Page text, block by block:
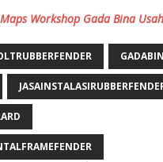
Maps Workshop Gada Bina